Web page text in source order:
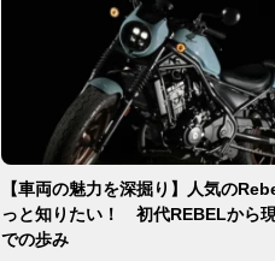
【車両の魅力を深掘り】人気の
っと知りたい！ 初代REBELから
での歩み